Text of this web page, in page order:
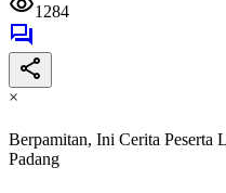
1284
×
Berpamitan, Ini Cerita Peserta
Padang